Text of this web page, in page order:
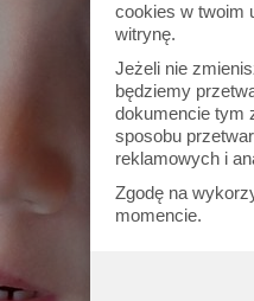
cookies w twoim
witrynę.
Jeżeli nie
będziemy
dokumencie tym
sposobu
reklamowych i
Zgodę na
momencie.